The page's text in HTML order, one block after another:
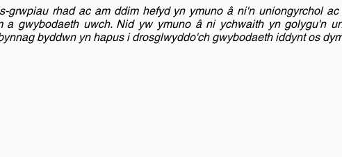
grwpiau rhad ac am ddim hefyd yn ymuno â ni'n uniongyrchol
a gwybodaeth uwch. Nid yw ymuno â ni ychwaith yn golygu'n
byddwn yn hapus i drosglwyddo'ch gwybodaeth iddynt os